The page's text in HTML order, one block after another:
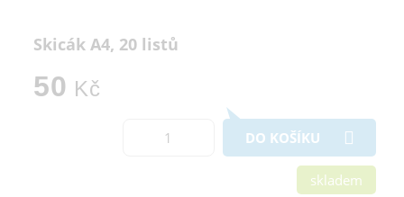
Skicák A4, 20 listů
50 Kč
DO KOŠÍKU
skladem